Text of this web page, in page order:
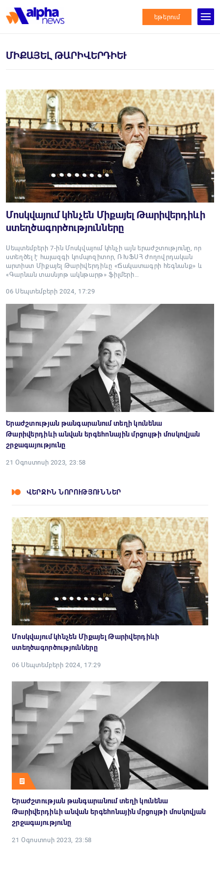
եթերում
ՄԻՔԱՅԵԼ ԹԱՐԻՎԵՐԴԻԵՒ
Մոսկվայում կհնչեն Միքայել Թարիվերդիևի
ստեղծագործությունները
Սեպտեմբերի 7-ին Մոսկվայում կհնչի այն երաժշտությունը, որ
ստեղծել է հայազգի կոմպոզիտոր, ՌԽՖՍՀ ժողովրդական
արտիստ Միքայել Թարիվերդիևը «Ճակատագրի հեգնանք» և
«Գարնան տասնյոթ ակնթարթ» ֆիլմերի…
06 Սեպտեմբերի 2024, 17:29
Երաժշտության թանգարանում տեղի կունենա
Թարիվերդիևի անվան երգեհոնային մրցույթի մոսկովյան
շրջագայությունը
21 Օգոստոսի 2023, 23:58
ՎԵՐՋԻՆ ՆՈՐՈՒԹՅՈՒՆՆԵՐ
Մոսկվայում կհնչեն Միքայել Թարիվերդիևի
ստեղծագործությունները
06 Սեպտեմբերի 2024, 17:29
Երաժշտության թանգարանում տեղի կունենա
Թարիվերդիևի անվան երգեհոնային մրցույթի մոսկովյան
շրջագայությունը
21 Օգոստոսի 2023, 23:58